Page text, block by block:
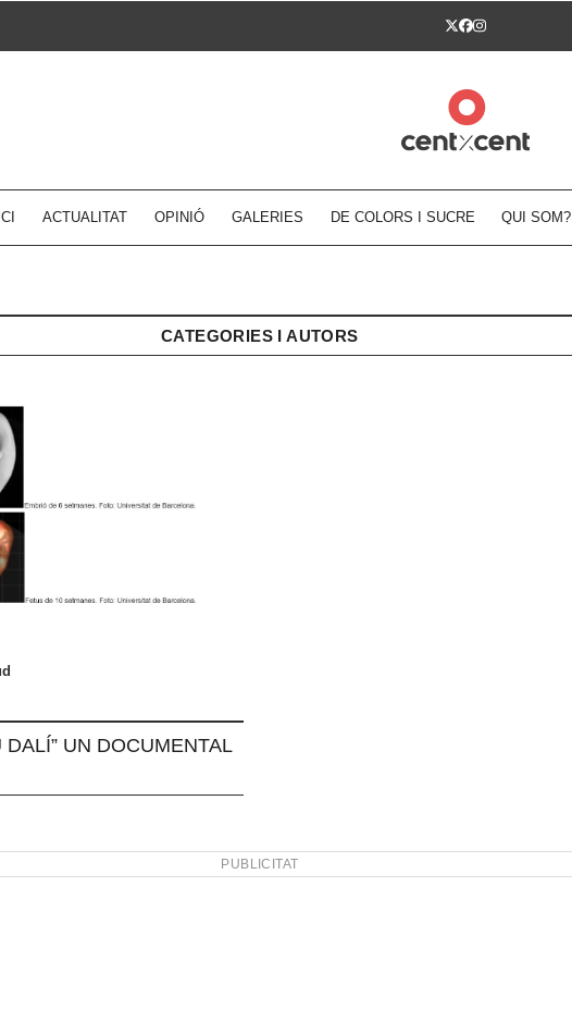
Twitter
Facebook
Instagram
ACTUALITAT OPINIÓ GALERIES DE COLORS I SUCRE QUI SOM?
CATEGORIES I AUTORS
DALÍ” UN DOCUMENTAL
PUBLICITAT